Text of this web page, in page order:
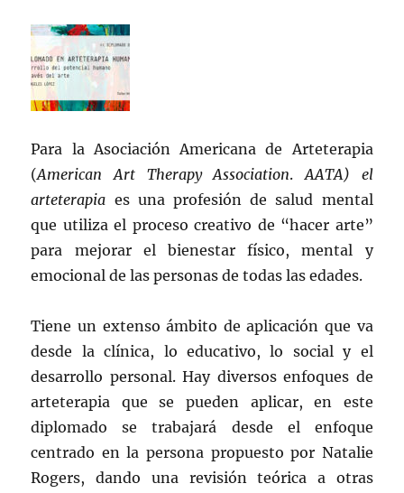
Para la Asociación Americana de Arteterapia
(American Art Therapy Association.AATA) el
arteterapia es una profesión de salud mental
que utiliza el proceso creativo de “hacer arte”
para mejorar el bienestar físico, mental y
emocional de las personas de todas las edades.
Tiene un extenso ámbito de aplicación que va
desde la clínica, lo educativo, lo social y el
desarrollo personal. Hay diversos enfoques de
arteterapia que se pueden aplicar, en este
diplomado se trabajará desde el enfoque
centrado en la persona propuesto por Natalie
Rogers, dando una revisión teórica a otras